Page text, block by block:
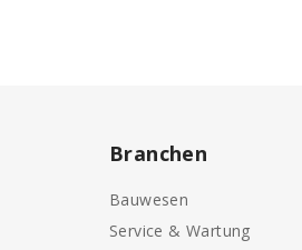
Branchen
Bauwesen
Service & Wartung